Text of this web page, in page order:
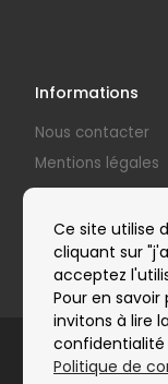
Ce site utilise
cliquant sur
acceptez
Pour en savoir
invitons à lire
confidentialité
Politique de
Informations
Nous contacter
Mentions légales
Politique de
Nos partenaires
© 2026